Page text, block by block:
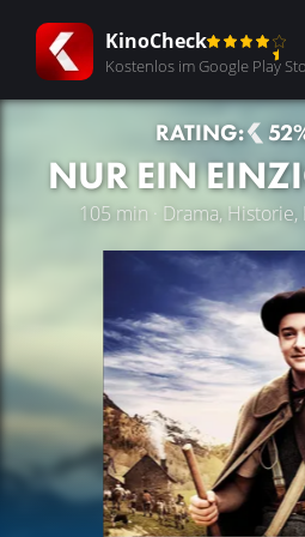
KinoCheck
Kostenlos im Google Play
RATING:
NUR EIN
105 min · Drama, Historie,